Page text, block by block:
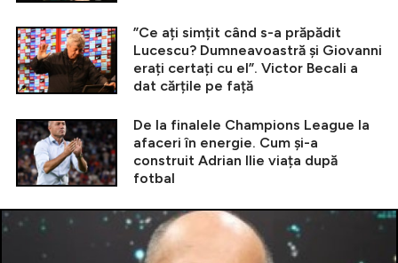
”Ce ați simțit când s-a prăpădit
Lucescu? Dumneavoastră și Giovanni
erați certați cu el”. Victor Becali a
dat cărțile pe față
De la finalele Champions League la
afaceri în energie. Cum și-a
construit Adrian Ilie viața după
fotbal